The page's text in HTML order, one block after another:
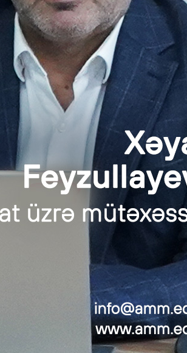
olarsa, elektron auditdən
inzibatçılığın yükü azala bilər
A.Musayev burada həm büdcə
nəzərdə tutulduğunu deyib.
şəffaflıq bir o qədər artar: “Vergi
naziri Mikayıl Cabbarov və digər
elektronlaşmış olarsa, elektron
hesabatların nəticələrini
xətalara yol verilməsi məsələsinə də
ehtiyac var: “Bəzi hallarda
etdirmir. Hesabatlılığın bütün
səviyyəsindən asılı olaraq
və s. kimi dövriyyələrin gizlədilməsi xüsusilə
xüsusi çəkisinin azaldılmasında
və imtiyazlardan da danışıb. Bu
kifayət qədər böyük
diskriminasiyanın yaranması,
çalışması problemini ortaya